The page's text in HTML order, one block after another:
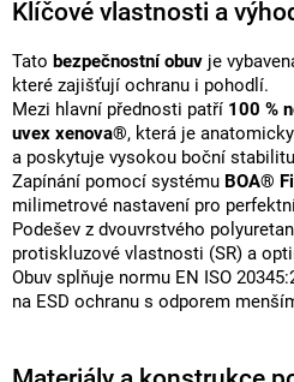
Klíčové vlastnosti a
Tato bezpečnostní obuv je
které zajišťují ochranu i pohodlí.
Mezi hlavní přednosti patří 100 %
uvex xenova®, která je
a poskytuje vysokou boční
Zapínání pomocí systému BOA®
milimetrové nastavení pro
Podešev z dvouvrstvého
protiskluzové vlastnosti (SR) a
Obuv splňuje normu EN ISO
na ESD ochranu s odporem